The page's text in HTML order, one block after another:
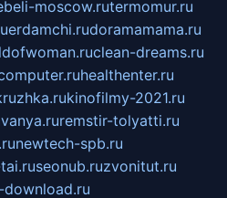
moscow.rutermomur.ru
erdamchi.rudoramamama.ru
clean-dreams.ru
healthenter.ru
kinofilmy-2021.ru
remstir-tolyatti.ru
newtech-spb.ru
seonub.ruzvonitut.ru